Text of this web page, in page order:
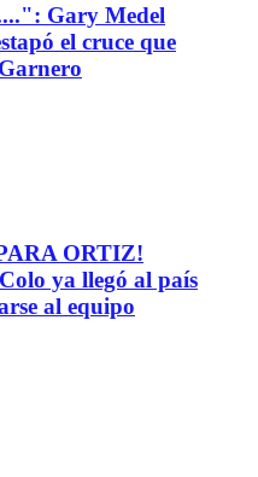
Gary Medel
el cruce que
ORTIZ!
ya llegó al país
al equipo